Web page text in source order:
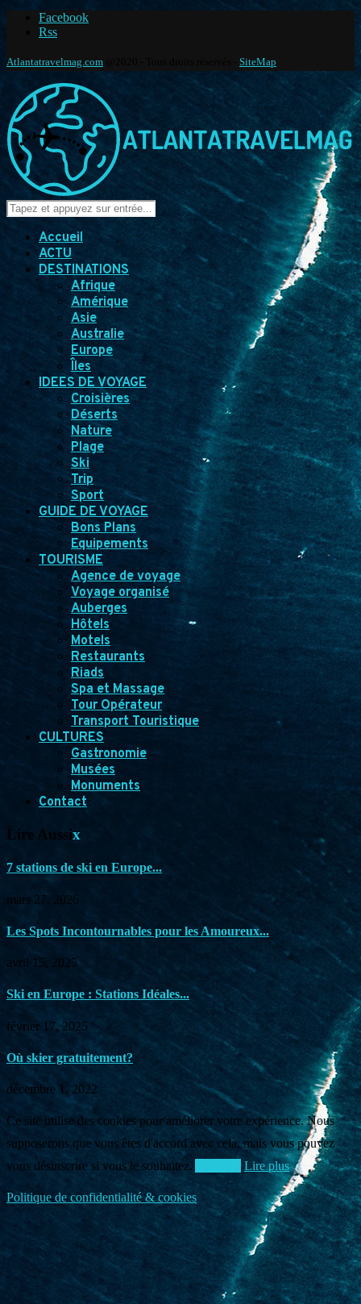
Facebook
Rss
Atlantatravelmag.com SiteMap
Accueil
ACTU
DESTINATIONS
Afrique
Amérique
Asie
Australie
Europe
Îles
IDEES DE VOYAGE
Croisières
Déserts
Nature
Plage
Ski
Trip
Sport
GUIDE DE VOYAGE
Bons Plans
Equipements
TOURISME
Agence de voyage
Voyage organisé
Auberges
Hôtels
Motels
Restaurants
Riads
Spa et Massage
Tour Opérateur
Transport Touristique
CULTURES
Gastronomie
Musées
Monuments
Contact
Lire Aussix
7 stations de ski en Europe...
mars 27, 2026
Les Spots Incontournables pour les Amoureux...
avril 15, 2025
Ski en Europe : Stations Idéales...
février 17, 2025
Où skier gratuitement?
décembre 1, 2022
Ce site utilise des cookies pour améliorer votre expérience. Nous
supposerons que vous êtes d'accord avec cela, mais vous pouvez
vous désinscrire si vous le souhaitez.
Lire plus
Politique de confidentialité & cookies